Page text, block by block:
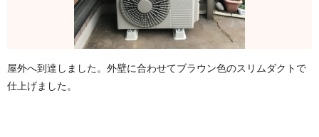
屋外へ到達しました。外壁に合わせてブラウン色のスリムダクトで
仕上げました。